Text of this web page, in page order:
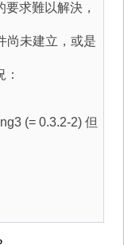
求難以解決，
尚未建立，或是
(= 0.3.2-2) 但